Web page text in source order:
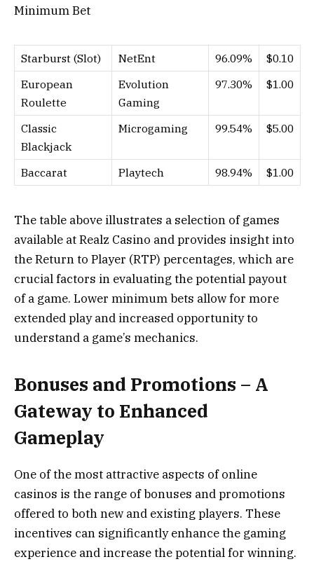
Minimum Bet
Starburst (Slot) NetEnt 96.09%
$0.10
European
Roulette
Evolution
Gaming
97.30% $1.00
Classic
Blackjack
Microgaming 99.54% $5.00
Baccarat Playtech 98.94% $1.00
The table above illustrates a selection of games
available at Realz Casino and provides insight into
the Return to Player (RTP) percentages, which are
crucial factors in evaluating the potential payout
of a game. Lower minimum bets allow for more
extended play and increased opportunity to
understand a game’s mechanics.
Bonuses and Promotions – A
Gateway to Enhanced
Gameplay
One of the most attractive aspects of online
casinos is the range of bonuses and promotions
offered to both new and existing players. These
incentives can significantly enhance the gaming
experience and increase the potential for winning.